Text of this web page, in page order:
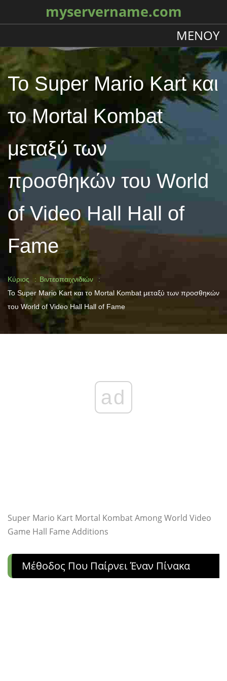
myservername.com
ΜΕΝΟΎ
Το Super Mario Kart και
το Mortal Kombat
μεταξύ των
προσθηκών του World
of Video Hall Hall of
Fame
Κύριος
Βιντεοπαιχνιδιών
Το Super Mario Kart και το Mortal Kombat μεταξύ των προσθηκών
του World of Video Hall Hall of Fame
ad
Super Mario Kart Mortal Kombat Among World Video
Game Hall Fame Additions
Μέθοδος Που Παίρνει Έναν Πίνακα